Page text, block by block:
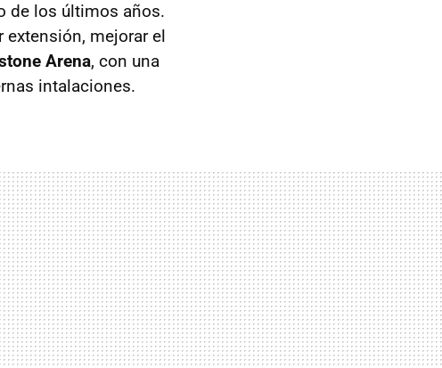
de los últimos años.
extensión, mejorar el
Arena, con una
intalaciones.